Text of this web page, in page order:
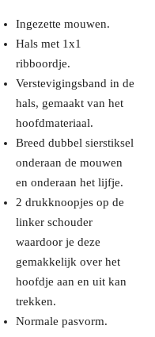
Ingezette mouwen.
Hals met 1x1
ribboordje.
Verstevigingsband in de
hals, gemaakt van het
hoofdmateriaal.
Breed dubbel sierstiksel
onderaan de mouwen
en onderaan het lijfje.
2 drukknoopjes op de
linker schouder
waardoor je deze
gemakkelijk over het
hoofdje aan en uit kan
trekken.
Normale pasvorm.